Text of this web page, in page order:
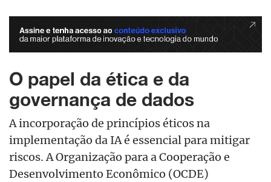
O papel da ética e da
governança de dados
A incorporação de princípios éticos na
implementação da IA é essencial para mitigar
riscos. A Organização para a Cooperação e
Desenvolvimento Econômico (OCDE)